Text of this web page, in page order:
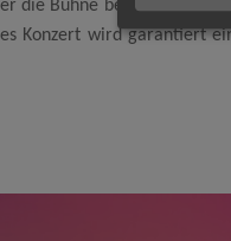
die Bühne betritt und die
Konzert wird garantiert